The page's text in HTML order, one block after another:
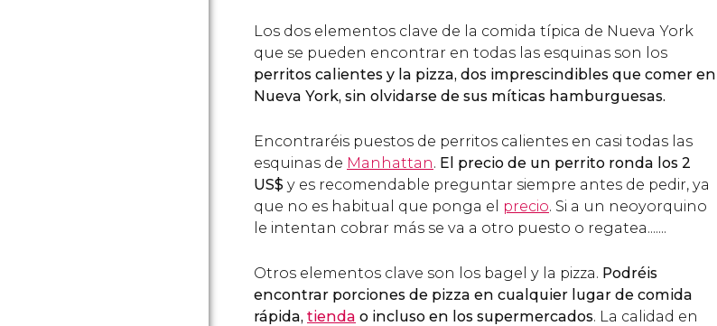
Los dos elementos clave de la comida típica de Nueva York
que se pueden encontrar en todas las esquinas son los
perritos calientes y la pizza, dos imprescindibles que comer en
Nueva York, sin olvidarse de sus míticas hamburguesas.
Encontraréis puestos de perritos calientes en casi todas las
esquinas de Manhattan. El precio de un perrito ronda los 2
US$ y es recomendable preguntar siempre antes de pedir, ya
que no es habitual que ponga el
precio. Si a un neoyorquino
le intentan cobrar más se va a otro puesto o regatea.......
Otros elementos clave son los bagel y la pizza. Podréis
encontrar porciones de pizza en cualquier lugar de comida
rápida, tienda o incluso en los supermercados. La calidad en